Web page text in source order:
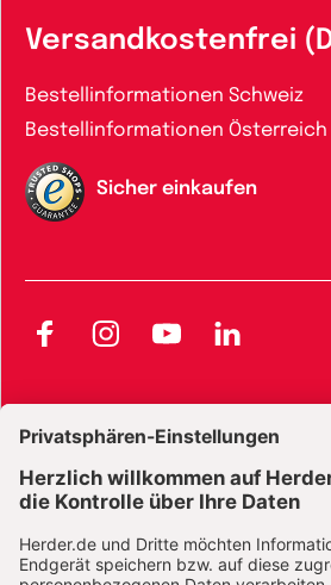
Versandkostenfrei
Bestellinformationen Schweiz
Bestellinformationen Österreich
Sicher einkaufen
FacebookInstagramYouTubeLinkedIn
Widerrufsbelehrung E-
Widerrufsbelehrung Zeitschriften
Datenschutz Social Media